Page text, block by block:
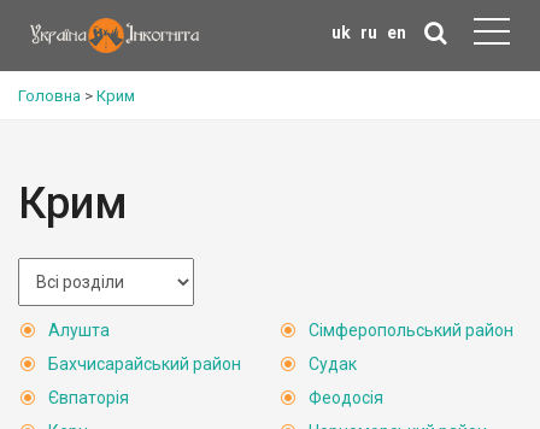
uk ru en
Головна > Крим
Крим
Алушта
Бахчисарайський район
Євпаторія
Сімферопольський район
Судак
Феодосія